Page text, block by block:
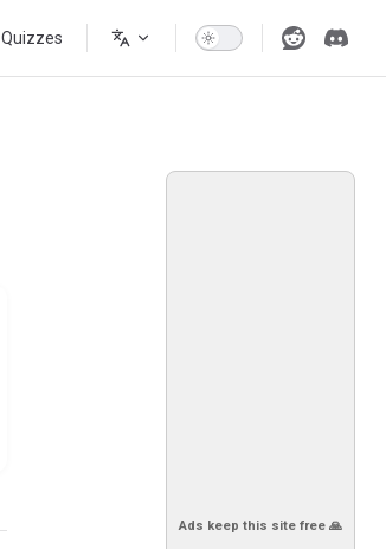
Quizzes
Ads keep this site free 🙏